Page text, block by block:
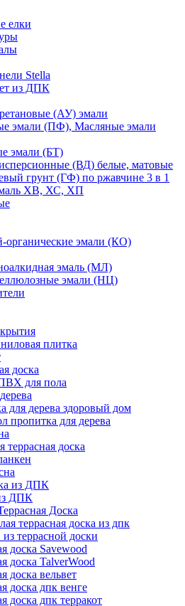
елки
Stella
из ДПК
(АУ) эмали
эмали (ПФ), Масляные эмали
эмали (БТ)
(ВД) белые, матовые
грунт (ГФ) по ржавчине 3 в 1
ХВ, ХС, ХП
органические эмали (КО)
эмаль (МЛ)
эмали (НЦ)
плитка
доска
для пола
для дерева здоровый дом
пропитка для дерева
террасная доска
из ДПК
ДПК
Доска
террасная доска из дпк
террасной доски
доска Savewood
доска TalverWood
доска вельвет
доска дпк венге
доска дпк терракот